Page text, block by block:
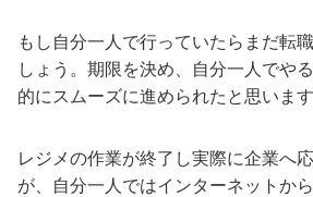
もし自分一人で行っていたらまだ転
しょう。期限を決め、自分一人でや
的にスムーズに進められたと思います
レジメの作業が終了し実際に企業へ
が、自分一人ではインターネットか